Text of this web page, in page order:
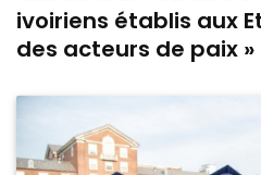
ivoiriens établis aux
des acteurs de paix »